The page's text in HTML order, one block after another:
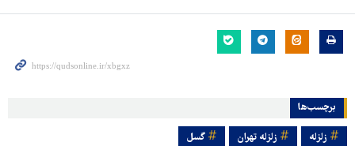
برچسب‌ها
زلزله زلزله تهران گسل